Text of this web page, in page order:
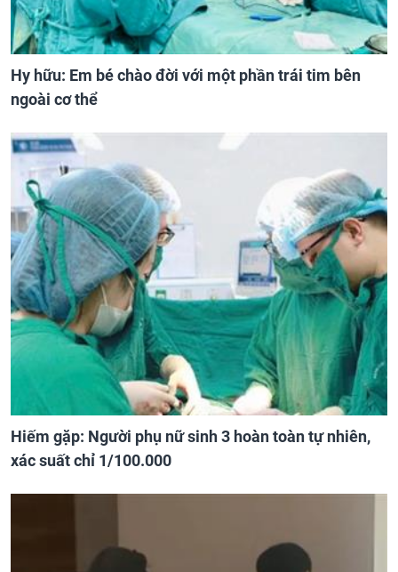
Hy hữu: Em bé chào đời với một phần trái tim bên
ngoài cơ thể
Hiếm gặp: Người phụ nữ sinh 3 hoàn toàn tự nhiên,
xác suất chỉ 1/100.000